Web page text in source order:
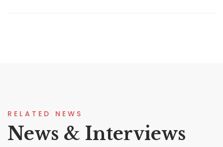
RELATED NEWS
News & Interviews